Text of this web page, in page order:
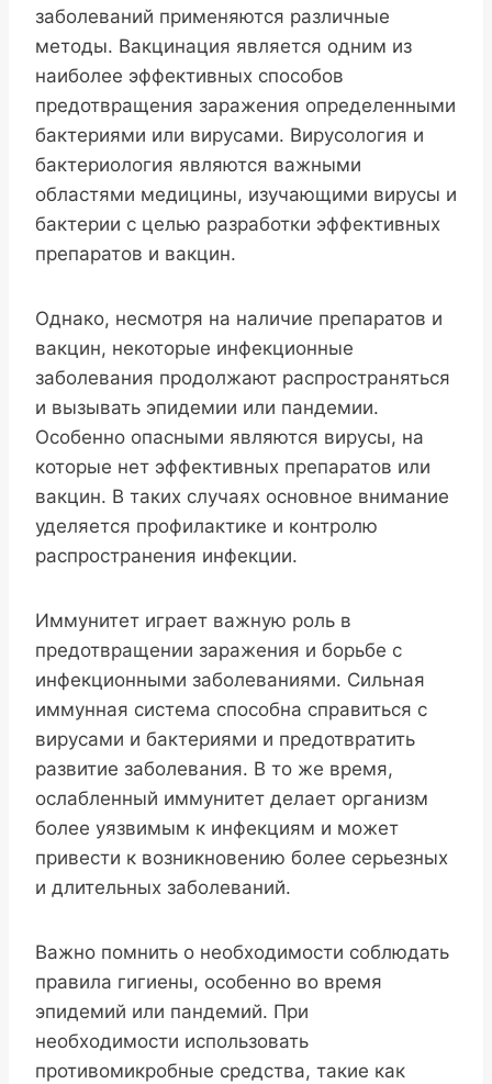
заболеваний применяются различные
методы. Вакцинация является одним из
наиболее эффективных способов
предотвращения заражения определенными
бактериями или вирусами. Вирусология и
бактериология являются важными
областями медицины, изучающими вирусы и
бактерии с целью разработки эффективных
препаратов и вакцин.
Однако, несмотря на наличие препаратов и
вакцин, некоторые инфекционные
заболевания продолжают распространяться
и вызывать эпидемии или пандемии.
Особенно опасными являются вирусы, на
которые нет эффективных препаратов или
вакцин. В таких случаях основное внимание
уделяется профилактике и контролю
распространения инфекции.
Иммунитет играет важную роль в
предотвращении заражения и борьбе с
инфекционными заболеваниями. Сильная
иммунная система способна справиться с
вирусами и бактериями и предотвратить
развитие заболевания. В то же время,
ослабленный иммунитет делает организм
более уязвимым к инфекциям и может
привести к возникновению более серьезных
и длительных заболеваний.
Важно помнить о необходимости соблюдать
правила гигиены, особенно во время
эпидемий или пандемий. При
необходимости использовать
противомикробные средства, такие как